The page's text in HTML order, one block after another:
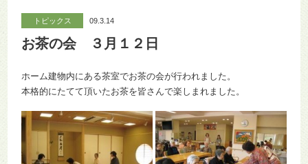
トピックス 09.3.14
お茶の会 ３月１２日
ホーム建物内にある茶室でお茶の会が行われました。
本格的にたてて頂いたお茶を皆さんで楽しまれました。